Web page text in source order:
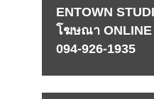
ENTOWN
โฆษณา
094-926-1935